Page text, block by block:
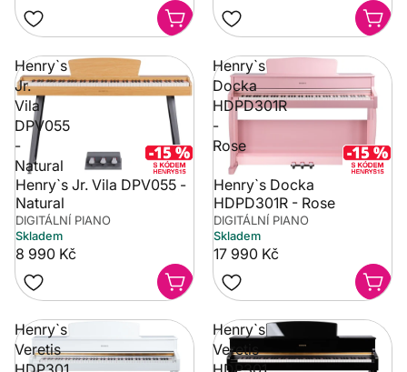
Henry`s
Jr.
Vila
DPV055
-
Natural
Henry`s Jr. Vila DPV055 -
Natural
DIGITÁLNÍ PIANO
Skladem
8 990 Kč
Henry`s
Docka
HDPD301R
-
Rose
Henry`s Docka
HDPD301R - Rose
DIGITÁLNÍ PIANO
Skladem
17 990 Kč
Henry`s
Veretis
Henry`s
Veretis